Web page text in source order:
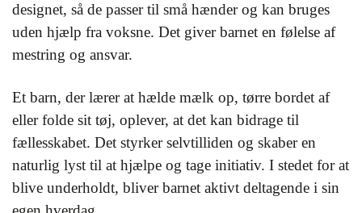
designet, så de passer til små hænder og kan bruges
uden hjælp fra voksne. Det giver barnet en følelse af
mestring og ansvar.
Et barn, der lærer at hælde mælk op, tørre bordet af
eller folde sit tøj, oplever, at det kan bidrage til
fællesskabet. Det styrker selvtilliden og skaber en
naturlig lyst til at hjælpe og tage initiativ. I stedet for at
blive underholdt, bliver barnet aktivt deltagende i sin